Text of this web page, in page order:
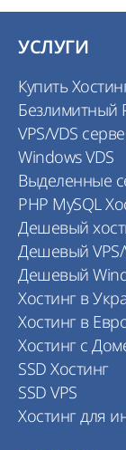
УСЛУГИ
Купить
Безлимитный
VPS/VDS
Windows VDS
Выделенные
PHP MySQL
Дешевый
Дешевый VPS/
Дешевый
Хостинг в
Хостинг в
Хостинг с
SSD Хостинг
SSD VPS
Хостинг для